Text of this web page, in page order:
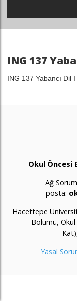
ING 137
ING 137 Yabancı Dil
Okul Öncesi
Ağ
posta:
Hacettepe
Bölümü,
Yasal